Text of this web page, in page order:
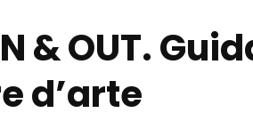
& OUT.
d’arte